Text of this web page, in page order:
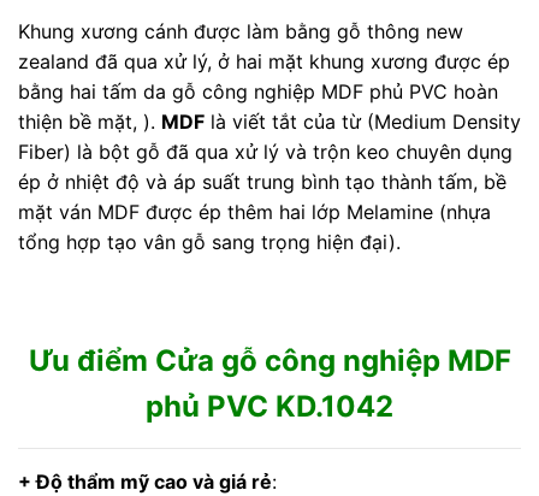
Khung xương cánh được làm bằng gỗ thông new
zealand đã qua xử lý, ở hai mặt khung xương được ép
bằng hai tấm da gỗ công nghiệp MDF phủ PVC hoàn
thiện bề mặt, ). MDF là viết tắt của từ (Medium Density
Fiber) là bột gỗ đã qua xử lý và trộn keo chuyên dụng
ép ở nhiệt độ và áp suất trung bình tạo thành tấm, bề
mặt ván MDF được ép thêm hai lớp Melamine (nhựa
tổng hợp tạo vân gỗ sang trọng hiện đại).
Ưu điểm Cửa gỗ công nghiệp MDF
phủ PVC KD.1042
+ Độ thẩm mỹ cao và giá rẻ: